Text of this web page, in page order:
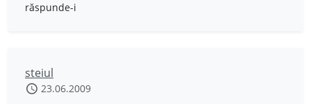
răspunde-i
steiul
23.06.2009